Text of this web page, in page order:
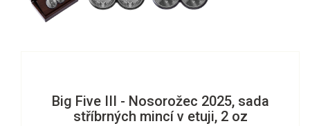
Big Five III - Nosorožec 2025, sada
stříbrných mincí v etuji, 2 oz